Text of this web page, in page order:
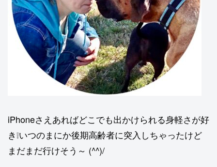
iPhoneさえあればどこでも出かけられる身軽さが好
き❕いつのまにか後期高齢者に突入しちゃったけど
まだまだ行けそう～ (^^)/